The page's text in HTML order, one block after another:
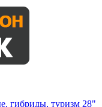
гибриды, туризм 28"